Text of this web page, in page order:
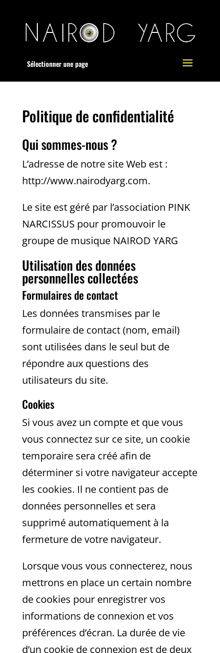
Sélectionner une page
Politique de confidentialité
Qui sommes-nous ?
L’adresse de notre site Web est :
http://www.nairodyarg.com.
Le site est géré par l’association PINK
NARCISSUS pour promouvoir le
groupe de musique NAIROD YARG
Utilisation des données
personnelles collectées
Formulaires de contact
Les données transmises par le
formulaire de contact (nom, email)
sont utilisées dans le seul but de
répondre aux questions des
utilisateurs du site.
Cookies
Si vous avez un compte et que vous
vous connectez sur ce site, un cookie
temporaire sera créé afin de
déterminer si votre navigateur accepte
les cookies. Il ne contient pas de
données personnelles et sera
supprimé automatiquement à la
fermeture de votre navigateur.
Lorsque vous vous connecterez, nous
mettrons en place un certain nombre
de cookies pour enregistrer vos
informations de connexion et vos
préférences d’écran. La durée de vie
d’un cookie de connexion est de deux